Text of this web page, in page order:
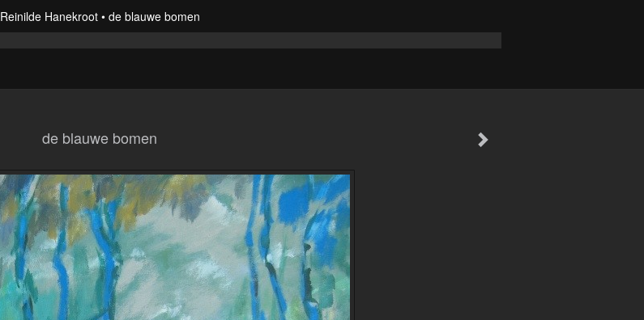
Reinilde Hanekroot de blauwe bomen
de blauwe bomen